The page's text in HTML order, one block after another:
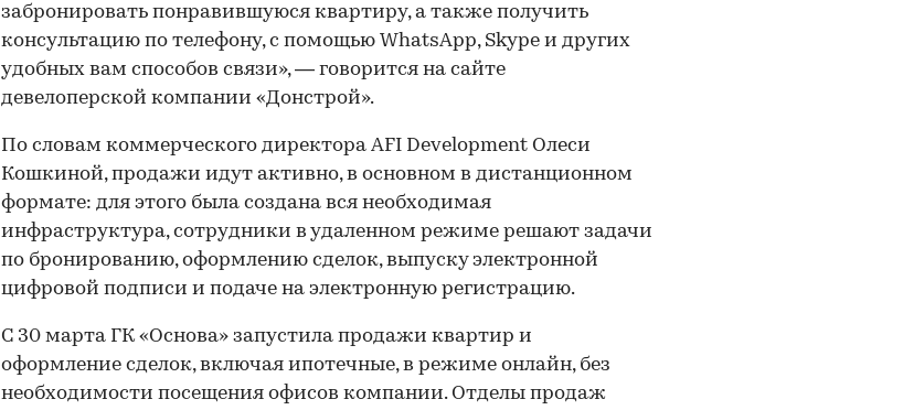
забронировать понравившуюся квартиру, а также получить
консультацию по телефону, с помощью WhatsApp, Skype и других
удобных вам способов связи», — говорится на сайте
девелоперской компании «Донстрой».
По словам коммерческого директора AFI Development Олеси
Кошкиной, продажи идут активно, в основном в дистанционном
формате: для этого была создана вся необходимая
инфраструктура, сотрудники в удаленном режиме решают задачи
по бронированию, оформлению сделок, выпуску электронной
цифровой подписи и подаче на электронную регистрацию.
С 30 марта ГК «Основа» запустила продажи квартир и
оформление сделок, включая ипотечные, в режиме онлайн, без
необходимости посещения офисов компании. Отделы продаж